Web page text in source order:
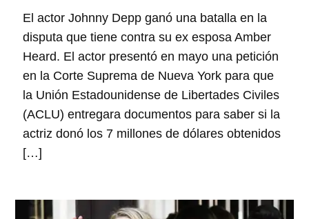
El actor Johnny Depp ganó una batalla en la
disputa que tiene contra su ex esposa Amber
Heard. El actor presentó en mayo una petición
en la Corte Suprema de Nueva York para que
la Unión Estadounidense de Libertades Civiles
(ACLU) entregara documentos para saber si la
actriz donó los 7 millones de dólares obtenidos
[…]